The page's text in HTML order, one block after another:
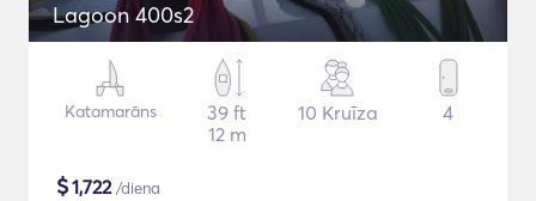
Lagoon 400s2
Katamarāns
39 ft
12 m
10 Kruīza 4
$1,722/diena